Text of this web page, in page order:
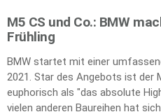
M5 CS und Co.: BMW
Frühling
BMW startet mit einer
2021. Star des Angebots ist der
euphorisch als "das absolute
vielen anderen Baureihen hat